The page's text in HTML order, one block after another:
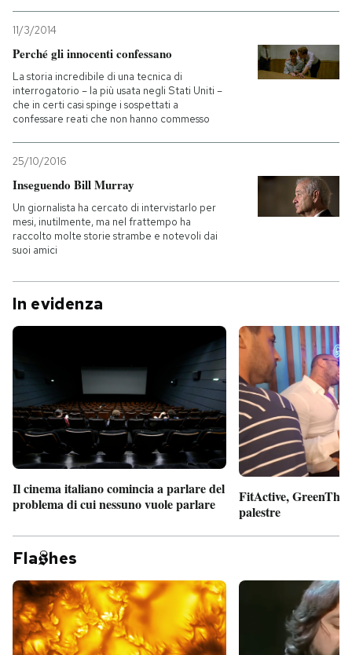
11/3/2014
Perché gli innocenti confessano
La storia incredibile di una tecnica di
interrogatorio – la più usata negli Stati Uniti –
che in certi casi spinge i sospettati a
confessare reati che non hanno commesso
25/10/2016
Inseguendo Bill Murray
Un giornalista ha cercato di intervistarlo per
mesi, inutilmente, ma nel frattempo ha
raccolto molte storie strambe e notevoli dai
suoi amici
In evidenza
Il cinema italiano comincia a parlare del
problema di cui nessuno vuole parlare
FitActive,
palestre
Fla hes